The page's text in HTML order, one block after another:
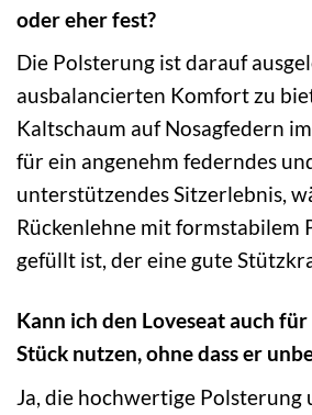
oder eher fest?
Die Polsterung ist darauf
ausbalancierten Komfort zu
Kaltschaum auf Nosagfedern
für ein angenehm federndes
unterstützendes Sitzerlebnis,
Rückenlehne mit formstabilem
gefüllt ist, der eine gute
Kann ich den Loveseat auch
Stück nutzen, ohne dass er
Ja, die hochwertige Polsterung